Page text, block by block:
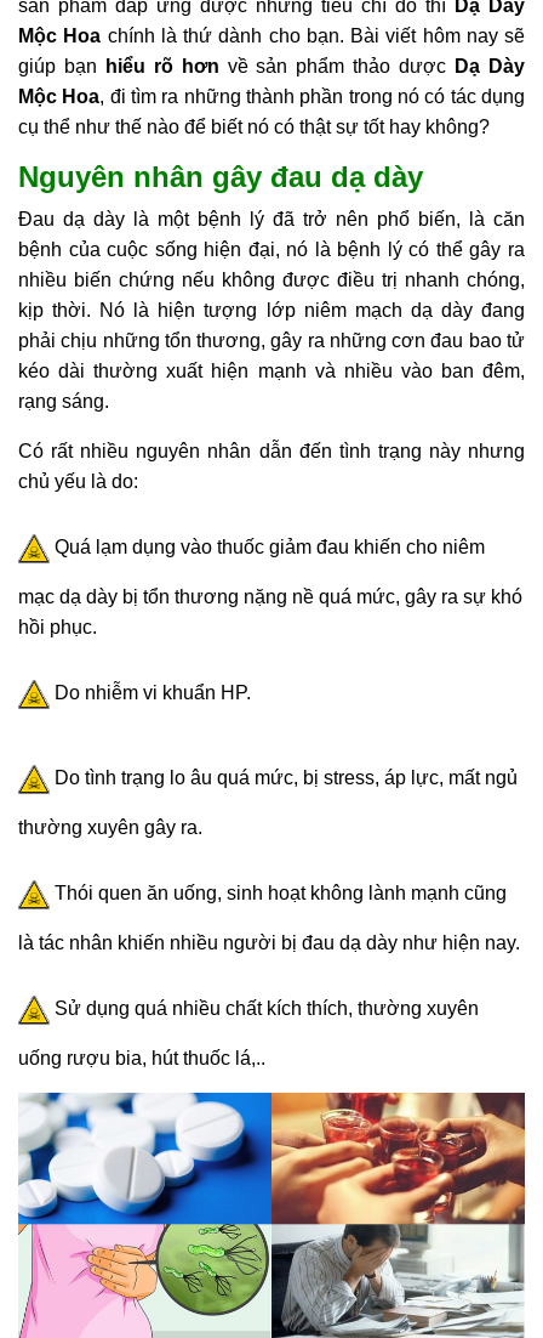
sản phẩm đáp ứng được những tiêu chí đó thì
Dạ Dày
Mộc Hoa chính là thứ dành cho bạn. Bài viết hôm nay sẽ
giúp bạn
hiểu rõ hơn về sản phẩmthảo dược Dạ Dày
Mộc Hoa, đi tìm ra những thành phần trong nó có tác dụng
cụ thể như thế nào để biết nó có thật sự tốt hay không?
Nguyên nhân gây đau dạ dày
Đau dạ dày là một bệnh lý đã trở nên phổ biến, là căn
bệnh của cuộc sống hiện đại, nó là bệnh lý có thể gây ra
nhiều biến chứng nếu không được điều trị nhanh chóng,
kịp thời. Nó là hiện tượng lớp niêm mạch dạ dày đang
phải chịu những tổn thương, gây ra những cơn đau bao tử
kéo dài thường xuất hiện mạnh và nhiều vào ban đêm,
rạng sáng.
Có rất nhiều nguyên nhân dẫn đến tình trạng này nhưng
chủ yếu là do:
Quá lạm dụng vào thuốc giảm đau khiến cho niêm
mạc dạ dày bị tổn thương nặng nề quá mức, gây ra sự khó
hồi phục.
Do nhiễm vi khuẩn HP.
Do tình trạng lo âu quá mức, bị stress, áp lực, mất ngủ
thường xuyên gây ra.
Thói quen ăn uống, sinh hoạt không lành mạnh cũng
là tác nhân khiến nhiều người bị đau dạ dày như hiện nay.
Sử dụng quá nhiều chất kích thích, thường xuyên
uống rượu bia, hút thuốc lá,..